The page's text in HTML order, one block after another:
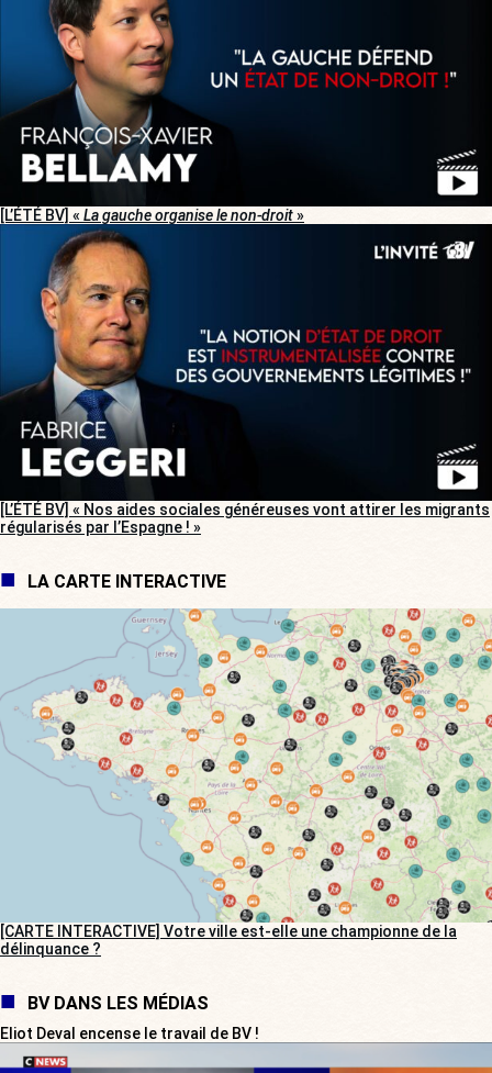
[L’ÉTÉ BV] « La gauche organise le non-droit»
[L’ÉTÉ BV] « Nos aides sociales généreuses vont attirer les migrants
régularisés par l’Espagne ! »
LA CARTE INTERACTIVE
[CARTE INTERACTIVE] Votre ville est-elle une championne de la
délinquance ?
BV DANS LES MÉDIAS
Eliot Deval encense le travail de BV !